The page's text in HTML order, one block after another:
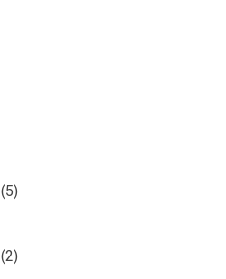
(5)
(2)